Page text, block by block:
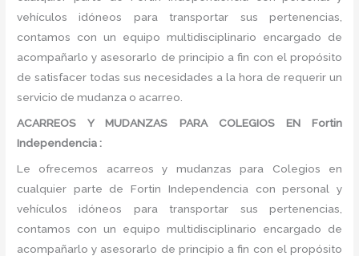
vehículos idóneos para transportar sus pertenencias,
contamos con un equipo multidisciplinario encargado de
acompañarlo y asesorarlo de principio a fin con el propósito
de satisfacer todas sus necesidades a la hora de requerir un
servicio de mudanza o acarreo.
ACARREOS Y MUDANZAS PARA COLEGIOS EN Fortin
Independencia :
Le ofrecemos acarreos y mudanzas para Colegios en
cualquier parte de Fortin Independencia con personal y
vehículos idóneos para transportar sus pertenencias,
contamos con un equipo multidisciplinario encargado de
acompañarlo y asesorarlo de principio a fin con el propósito